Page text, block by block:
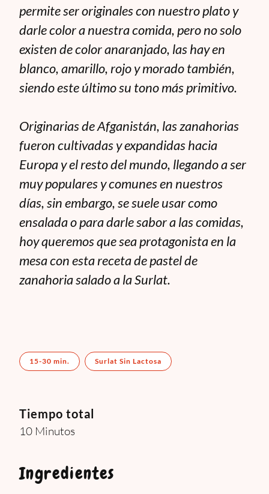
permite ser originales con nuestro plato y
darle color a nuestra comida, pero no solo
existen de color anaranjado, las hay en
blanco, amarillo, rojo y morado también,
siendo este último su tono más primitivo.
Originarias de Afganistán, las zanahorias
fueron cultivadas y expandidas hacia
Europa y el resto del mundo, llegando a ser
muy populares y comunes en nuestros
días, sin embargo, se suele usar como
ensalada o para darle sabor a las comidas,
hoy queremos que sea protagonista en la
mesa con esta receta de pastel de
zanahoria salado a la Surlat.
15-30 min. Surlat Sin Lactosa
Tiempo total
10 Minutos
Ingredientes